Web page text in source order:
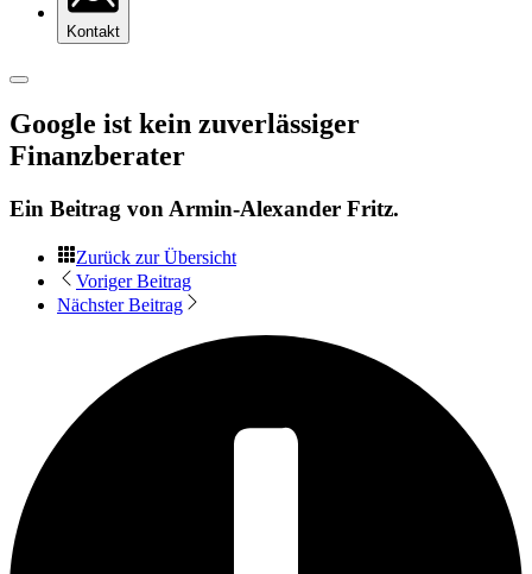
Kontakt
Google ist kein zuverlässiger
Finanzberater
Ein Beitrag von Armin-Alexander Fritz.
Zurück zur Übersicht
Voriger Beitrag
Nächster Beitrag